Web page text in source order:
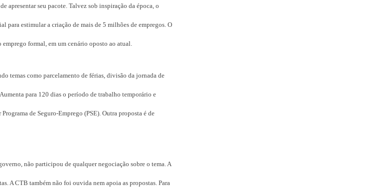
apresentar seu pacote. Talvez sob inspiração da época, o
para estimular a criação de mais de 5 milhões de empregos. O
formal, em um cenário oposto ao atual.
temas como parcelamento de férias, divisão da jornada de
para 120 dias o período de trabalho temporário e
de Seguro-Emprego (PSE). Outra proposta é de
não participou de qualquer negociação sobre o tema. A
A CTB também não foi ouvida nem apoia as propostas. Para